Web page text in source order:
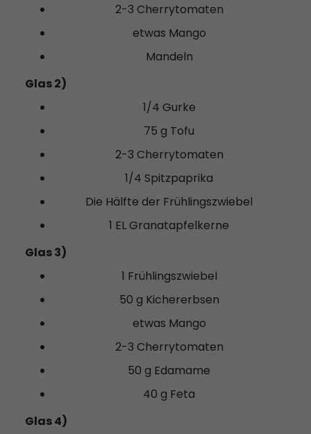
2-3 Cherrytomaten
etwas Mango
Mandeln
Glas 2)
1/4 Gurke
75 g Tofu
2-3 Cherrytomaten
1/4 Spitzpaprika
Die Hälfte der Frühlingszwiebel
1 EL Granatapfelkerne
Glas 3)
1 Frühlingszwiebel
50 g Kichererbsen
etwas Mango
2-3 Cherrytomaten
50 g Edamame
40 g Feta
Glas 4)